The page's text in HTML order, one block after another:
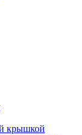
крышкой